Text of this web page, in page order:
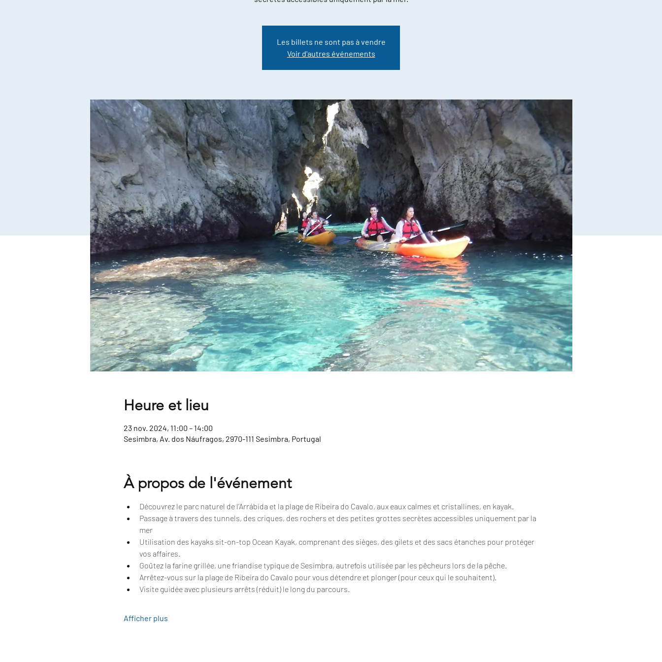
Les billets ne sont pas à vendre
Voir d'autres événements
Heure et lieu
23 nov. 2024, 11:00 – 14:00
Sesimbra, Av. dos Náufragos, 2970-111 Sesimbra, Portugal
À propos de l'événement
Découvrez le parc naturel de l'Arrábida et la plage de Ribeira do Cavalo, aux eaux calmes et cristallines, en kayak.
Passage à travers des tunnels, des criques, des rochers et des petites grottes secrètes accessibles uniquement par la
mer
Utilisation des kayaks sit-on-top Ocean Kayak, comprenant des sièges, des gilets et des sacs étanches pour protéger
vos affaires.
Goûtez la farine grillée, une friandise typique de Sesimbra, autrefois utilisée par les pêcheurs lors de la pêche.
Arrêtez-vous sur la plage de Ribeira do Cavalo pour vous détendre et plonger (pour ceux qui le souhaitent).
Visite guidée avec plusieurs arrêts (réduit) le long du parcours.
Afficher plus